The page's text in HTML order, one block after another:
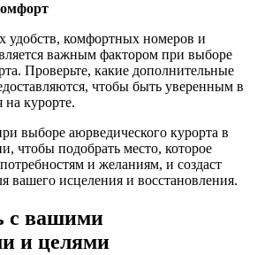
удобств, комфортных номеров и
важным фактором при выборе
Проверьте, какие дополнительные
чтобы быть уверенным в
курорте.
выборе аюрведического курорта в
подобрать место, которое
и желаниям, и создаст
вашего исцеления и восстановления.
с вашими
и целями